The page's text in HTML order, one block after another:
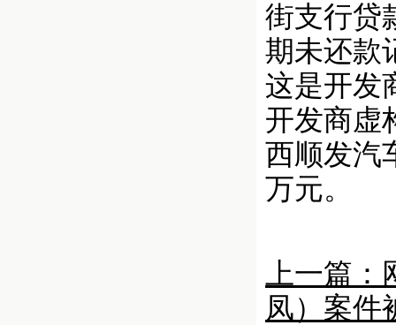
街支行贷
期未还款
这是开发
开发商虚
西顺发汽
万元。
上一篇
凤）案件